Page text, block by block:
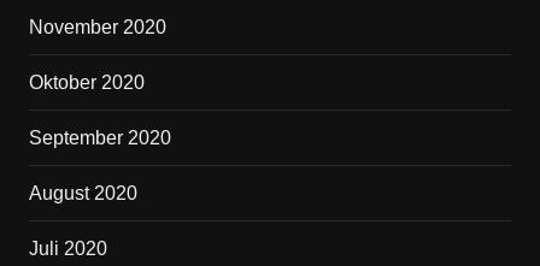
November 2020
Oktober 2020
September 2020
August 2020
Juli 2020